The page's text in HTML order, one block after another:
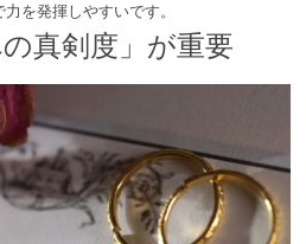
を発揮しやすいです。
真剣度」が重要